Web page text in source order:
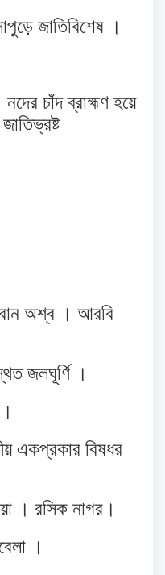
জাতিবিশেষ ।
চাঁদ ব্রাহ্মণ হয়ে
অশ্ব । আরবি
জলঘূর্ণি ।
একপ্রকার বিষধর
। রসিক নাগর।
।